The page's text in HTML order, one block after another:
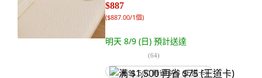
$887
($887.00/1個)
明天 8/9 (日) 預計送達
(64)
满 $1,500 再省 $75 (王道卡)